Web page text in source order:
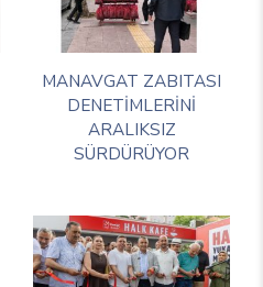
MANAVGAT ZABITASI
DENETİMLERİNİ
ARALIKSIZ
SÜRDÜRÜYOR